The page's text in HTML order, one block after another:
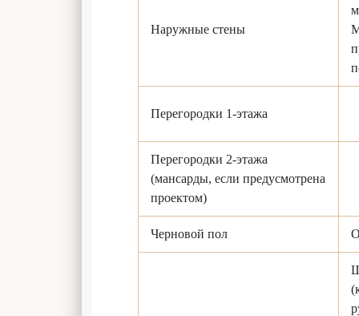
Наружные стены
Перегородки 1-этажа
Перегородки 2-этажа
(мансарды, если предусмотрена
проектом)
Черновой пол